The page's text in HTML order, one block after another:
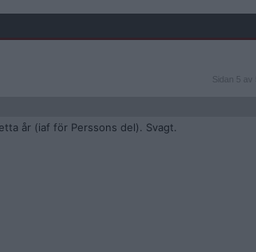
Sidan
Sidan 5 av 5
år (iaf för Perssons del). Svagt.